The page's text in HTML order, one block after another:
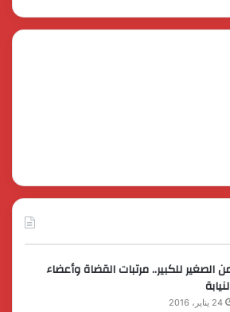
الصغير للكبير.. مرتبات القضاة وأعضاء
24 يناير، 2016